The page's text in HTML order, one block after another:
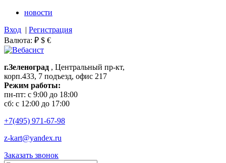
новости
Вход | Регистрация
Валюта: ₽ $ €
г.Зеленоград , Центральный пр-кт,
корп.433, 7 подъезд, офис 217
Режим работы:
пн-пт: с 9:00 до 18:00
сб: с 12:00 до 17:00
+7(495) 971-67-98
z-kart@yandex.ru
Заказать звонок